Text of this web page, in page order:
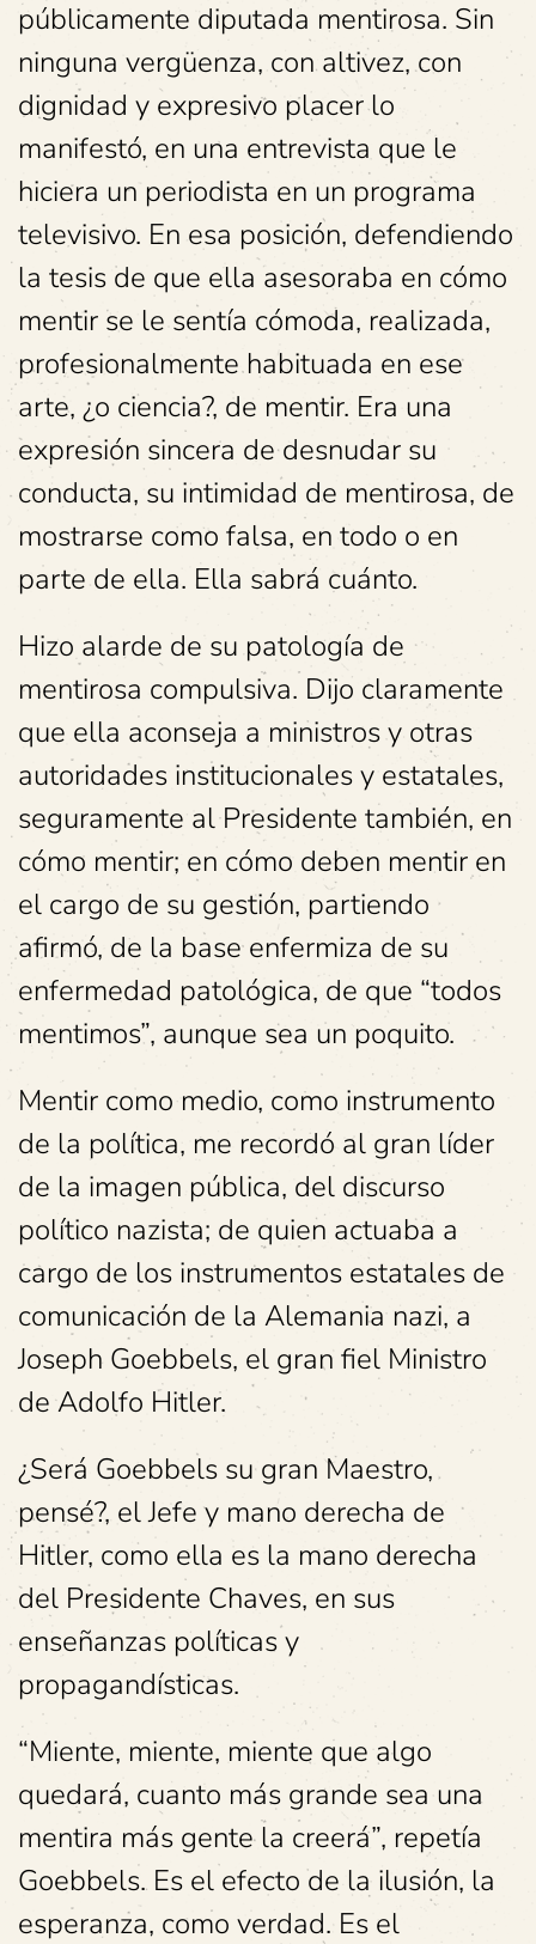
públicamente diputada mentirosa. Sin
ninguna vergüenza, con altivez, con
dignidad y expresivo placer lo
manifestó, en una entrevista que le
hiciera un periodista en un programa
televisivo. En esa posición, defendiendo
la tesis de que ella asesoraba en cómo
mentir se le sentía cómoda, realizada,
profesionalmente habituada en ese
arte, ¿o ciencia?, de mentir. Era una
expresión sincera de desnudar su
conducta, su intimidad de mentirosa, de
mostrarse como falsa, en todo o en
parte de ella. Ella sabrá cuánto.
Hizo alarde de su patología de
mentirosa compulsiva. Dijo claramente
que ella aconseja a ministros y otras
autoridades institucionales y estatales,
seguramente al Presidente también, en
cómo mentir; en cómo deben mentir en
el cargo de su gestión, partiendo
afirmó, de la base enfermiza de su
enfermedad patológica, de que “todos
mentimos”, aunque sea un poquito.
Mentir como medio, como instrumento
de la política, me recordó al gran líder
de la imagen pública, del discurso
político nazista; de quien actuaba a
cargo de los instrumentos estatales de
comunicación de la Alemania nazi, a
Joseph Goebbels, el gran fiel Ministro
de Adolfo Hitler.
¿Será Goebbels su gran Maestro,
pensé?, el Jefe y mano derecha de
Hitler, como ella es la mano derecha
del Presidente Chaves, en sus
enseñanzas políticas y
propagandísticas.
“Miente, miente, miente que algo
quedará, cuanto más grande sea una
mentira más gente la creerá”, repetía
Goebbels. Es el efecto de la ilusión, la
esperanza, como verdad. Es el